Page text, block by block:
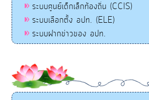
ระบบศูนย์เด็กเล็กท้องถิ่น (CCIS)
ระบบเลือกตั้ง อปท. (ELE)
ระบบฝากข่าวของ อปท.